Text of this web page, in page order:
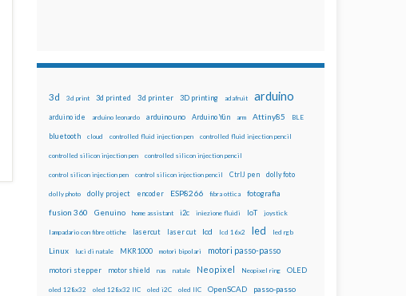
3d 3d print 3d printed 3d printer 3D printing adafruit arduino
arduino ide arduino leonardo arduino uno Arduino Yún arm Attiny85 BLE
bluetooth cloud controlled fluid injection pen controlled fluid injection pencil
controlled silicon injection pen controlled silicon injection pencil
control silicon injection pen control silicon injection pencil CtrlJ pen dolly foto
dolly photo dolly project encoder ESP8266 fibra ottica fotografia
fusion 360 Genuino home assistant i2c iniezione fluidi IoT joystick
lampadario con fibre ottiche lasercut laser cut lcd lcd 16x2 led led rgb
Linux luci di natale MKR1000 motori bipolari motori passo-passo
motori stepper motor shield nas natale Neopixel Neopixel ring OLED
oled 128x32 oled 128x32 IIC oled i2C oled IIC OpenSCAD passo-passo